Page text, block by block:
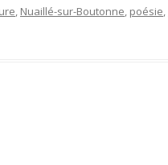
, Nuaillé-sur-Boutonne, poésie,